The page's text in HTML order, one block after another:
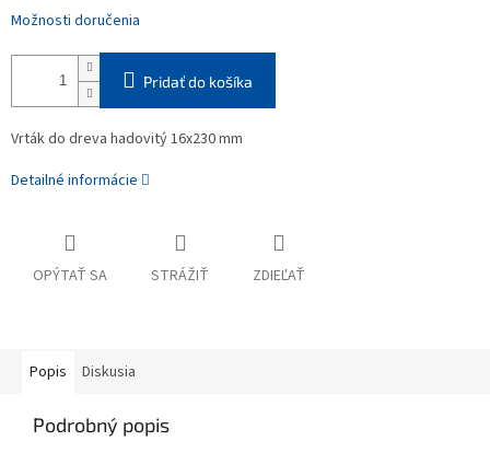
Možnosti doručenia
Pridať do košíka
Vrták do dreva hadovitý 16x230 mm
Detailné informácie
OPÝTAŤ SA STRÁŽIŤ ZDIEĽAŤ
Popis Diskusia
Podrobný popis